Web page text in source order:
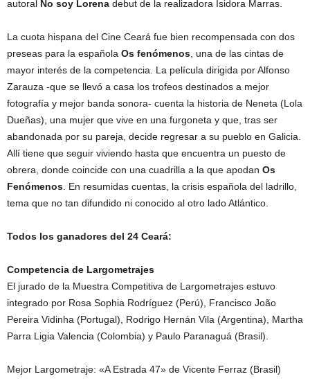
autoral No soy Lorena debut de la realizadora Isidora Marras.
La cuota hispana del Cine Ceará fue bien recompensada con dos
preseas para la española Os fenómenos, una de las cintas de
mayor interés de la competencia. La película dirigida por Alfonso
Zarauza -que se llevó a casa los trofeos destinados a mejor
fotografía y mejor banda sonora- cuenta la historia de Neneta (Lola
Dueñas), una mujer que vive en una furgoneta y que, tras ser
abandonada por su pareja, decide regresar a su pueblo en Galicia.
Allí tiene que seguir viviendo hasta que encuentra un puesto de
obrera, donde coincide con una cuadrilla a la que apodan Os
Fenómenos. En resumidas cuentas, la crisis española del ladrillo,
tema que no tan difundido ni conocido al otro lado Atlántico.
Todos los ganadores del 24 Ceará:
Competencia de Largometrajes
El jurado de la Muestra Competitiva de Largometrajes estuvo
integrado por Rosa Sophia Rodríguez (Perú), Francisco João
Pereira Vidinha (Portugal), Rodrigo Hernán Vila (Argentina), Martha
Parra Ligia Valencia (Colombia) y Paulo Paranaguá (Brasil).
Mejor Largometraje: «A Estrada 47» de Vicente Ferraz (Brasil)